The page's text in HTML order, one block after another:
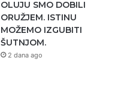
OLUJU SMO DOBILI
ORUŽJEM. ISTINU
MOŽEMO IZGUBITI
ŠUTNJOM.
2 dana ago